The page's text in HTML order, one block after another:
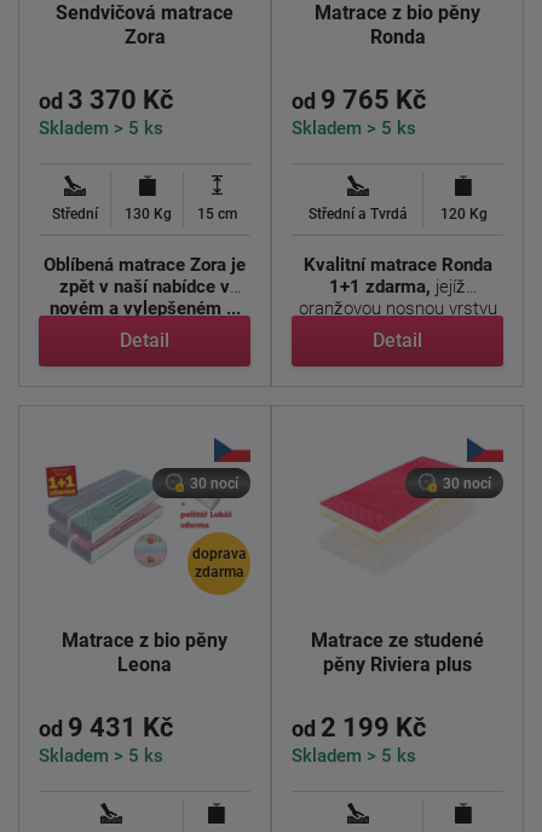
Sendvičová matrace
Zora
od 3 370 Kč
Skladem > 5 ks
Střední 130 Kg 15 cm
Oblíbená matrace Zora je
zpět v naší nabídce v
novém a vylepšeném ...
Detail
Matrace z bio pěny
Ronda
od 9 765 Kč
Skladem > 5 ks
Střední a Tvrdá 120 Kg
Kvalitní matrace Ronda
1+1 zdarma, jejíž
oranžovou nosnou vrstvu
tvoří ...
Detail
doprava
zdarma
30 nocí
Matrace z bio pěny
Leona
od 9 431 Kč
Skladem > 5 ks
30 nocí
Matrace ze studené
pěny Riviera plus
od 2 199 Kč
Skladem > 5 ks